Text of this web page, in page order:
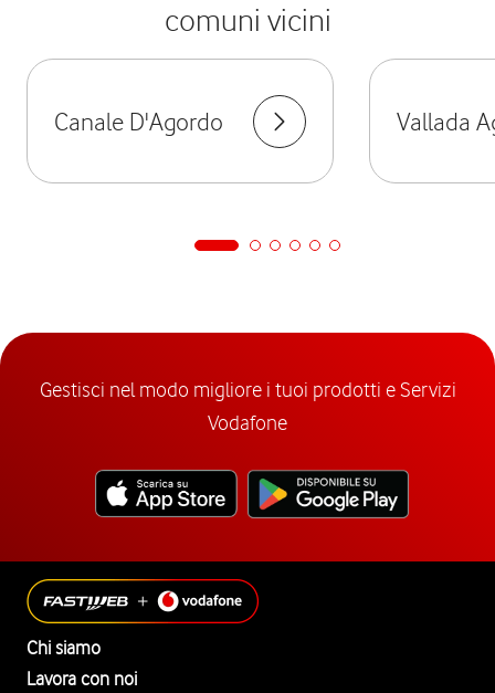
comuni vicini
Canale D'Agordo Vallada
Gestisci nel modo migliore i tuoi prodotti e Servizi
Vodafone
Chi siamo
Lavora con noi